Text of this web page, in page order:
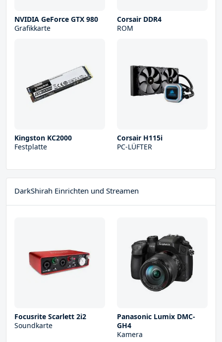
NVIDIA GeForce GTX 980
Grafikkarte
Corsair DDR4
ROM
Kingston KC2000
Festplatte
Corsair H115i
PC-LÜFTER
DarkShirah Einrichten und Streamen
Focusrite Scarlett 2i2
Soundkarte
Panasonic Lumix DMC-
GH4
Kamera